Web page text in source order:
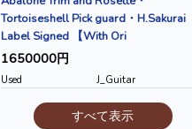
Tortoiseshell Pick guard・H.Sakurai
Label Signed 【With Ori
1650000円
Used J_Guitar
すべて表示